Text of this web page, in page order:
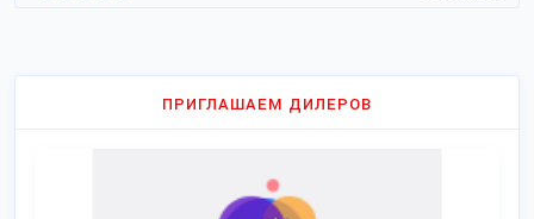
ПРИГЛАШАЕМ ДИЛЕРОВ